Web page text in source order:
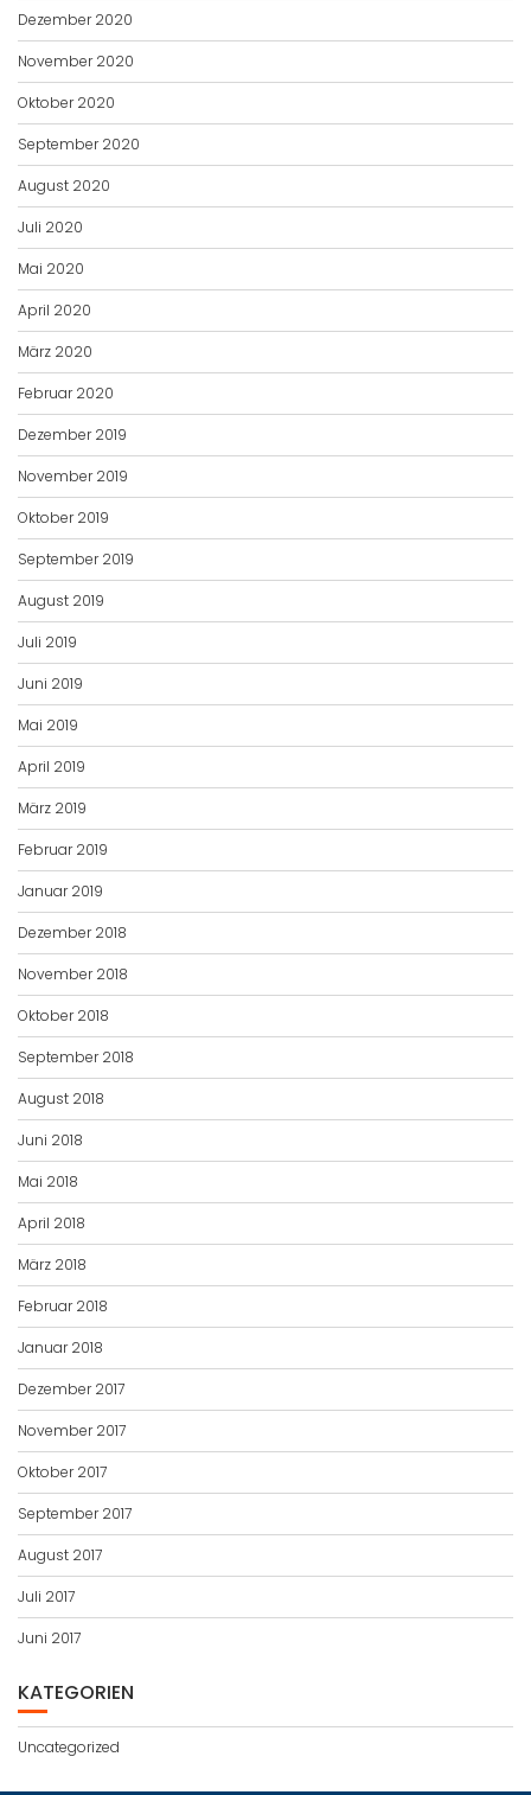
Dezember 2020
November 2020
Oktober 2020
September 2020
August 2020
Juli 2020
Mai 2020
April 2020
März 2020
Februar 2020
Dezember 2019
November 2019
Oktober 2019
September 2019
August 2019
Juli 2019
Juni 2019
Mai 2019
April 2019
März 2019
Februar 2019
Januar 2019
Dezember 2018
November 2018
Oktober 2018
September 2018
August 2018
Juni 2018
Mai 2018
April 2018
März 2018
Februar 2018
Januar 2018
Dezember 2017
November 2017
Oktober 2017
September 2017
August 2017
Juli 2017
Juni 2017
KATEGORIEN
Uncategorized